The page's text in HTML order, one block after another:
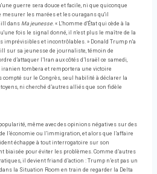
guerre sera douce et facile, ni que quiconque
les marées et les ouragans qu'il
dans Ma jeunesse. « L'homme d'État qui cède à la
fois le signal donné, il n'est plus le maître de la
imprévisibles et incontrôlables. » Donald Trump n'a
sur sa jeunesse de journaliste, témoin de
d’attaquer l’Iran aux côtés d’Israël ce samedi,
tombera et remportera une victoire
compté sur le Congrès, seul habilité à déclarer la
ni cherché d’autres alliés que son fidèle
même avec des opinions négatives sur des
l’économie ou l’immigration, et alors que l’affaire
échappe à tout interrogatoire sur son
biaisée pour éviter les problèmes. Comme d’autres
il devient friand d’action : Trump n’est pas un
la Situation Room en train de regarder la Delta